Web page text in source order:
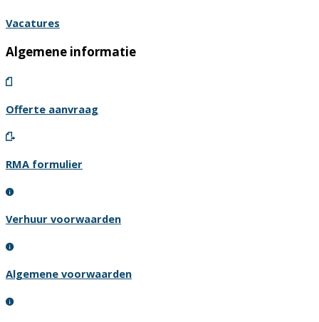
Vacatures
Algemene informatie
Offerte aanvraag
RMA formulier
Verhuur voorwaarden
Algemene voorwaarden